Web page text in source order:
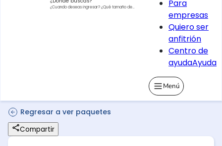
¿Cuando deseas ingresar?¿Qué tamaño de
Para
empresas
Quiero ser
anfitrión
Centro de
ayudaAyuda
Menú
Regresar a ver paquetes
Compartir